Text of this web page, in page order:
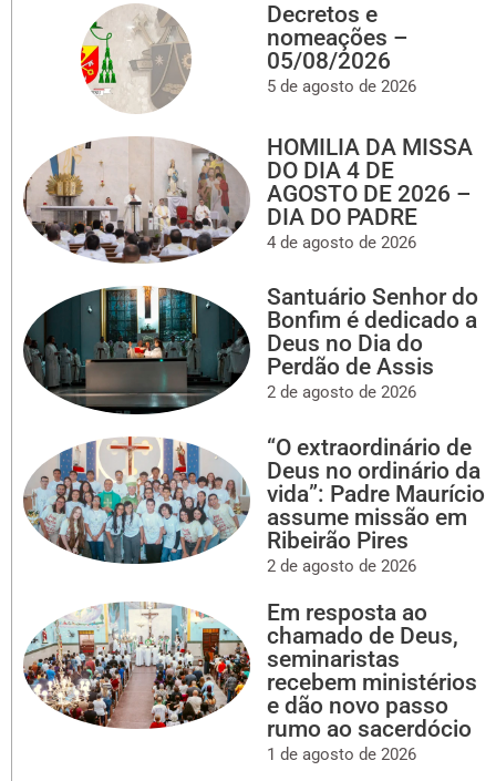
Decretos e
nomeações –
05/08/2026
5 de agosto de 2026
HOMILIA DA MISSA
DO DIA 4 DE
AGOSTO DE 2026 –
DIA DO PADRE
4 de agosto de 2026
Santuário Senhor do
Bonfim é dedicado a
Deus no Dia do
Perdão de Assis
2 de agosto de 2026
“O extraordinário de
Deus no ordinário da
vida”: Padre Maurício
assume missão em
Ribeirão Pires
2 de agosto de 2026
Em resposta ao
chamado de Deus,
seminaristas
recebem ministérios
e dão novo passo
rumo ao sacerdócio
1 de agosto de 2026